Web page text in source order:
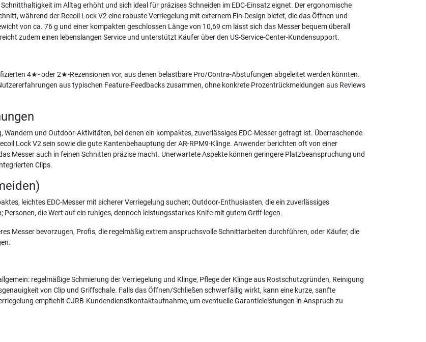
im Alltag erhöht und sich ideal für präzises Schneiden im EDC-Einsatz eignet. Der ergonomische
während der Recoil Lock V2 eine robuste Verriegelung mit externem Fin-Design bietet, die das Öffnen und
von ca. 76 g und einer kompakten geschlossen Länge von 10,69 cm lässt sich das Messer bequem überall
zudem einen lebenslangen Service und unterstützt Käufer über den US-Service-Center-Kundensupport.
4★- oder 2★-Rezensionen vor, aus denen belastbare Pro/Contra-Abstufungen abgeleitet werden könnten.
aus typischen Feature-Feedbacks zusammen, ohne konkrete Prozentrückmeldungen aus Reviews
und Outdoor-Aktivitäten, bei denen ein kompaktes, zuverlässiges EDC-Messer gefragt ist. Überraschende
Lock V2 sein sowie die gute Kantenbehauptung der AR-RPM9-Klinge. Anwender berichten oft von einer
Messer auch in feinen Schnitten präzise macht. Unerwartete Aspekte können geringere Platzbeanspruchung und
Clips.
leichtes EDC-Messer mit sicherer Verriegelung suchen; Outdoor-Enthusiasten, die ein zuverlässiges
die Wert auf ein ruhiges, dennoch leistungsstarkes Knife mit gutem Griff legen.
Messer bevorzugen, Profis, die regelmäßig extrem anspruchsvolle Schnittarbeiten durchführen, oder Käufer, die
regelmäßige Schmierung der Verriegelung und Klinge, Pflege der Klinge aus Rostschutzgründen, Reinigung
von Clip und Griffschale. Falls das Öffnen/Schließen schwerfällig wirkt, kann eine kurze, sanfte
empfiehlt CJRB-Kundendienstkontaktaufnahme, um eventuelle Garantieleistungen in Anspruch zu